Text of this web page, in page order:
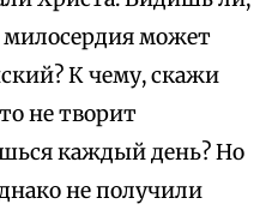
милосердия может
К чему, скажи
не творит
каждый день? Но
не получили